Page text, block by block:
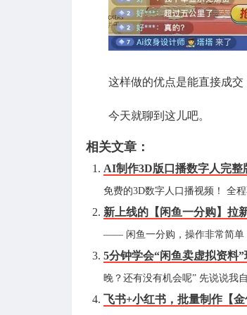
这样做的优点是能直接成交
今天就聊到这儿吧。
相关文章：
AI制作3D版口播数字人完整
免费的3D数字人口播视频！ 全
新上线的【闲鱼一分购】拉
—— 闲鱼一分购，操作非常简单
5分钟学会“闲鱼卖虚拟资料
晚？还有没有机会呢” 先说说我
飞书+小红书，批量制作【